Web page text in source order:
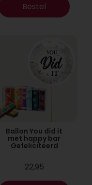
Bestel
Ballon You did it
met happy bar
Gefeliciteerd
22,95